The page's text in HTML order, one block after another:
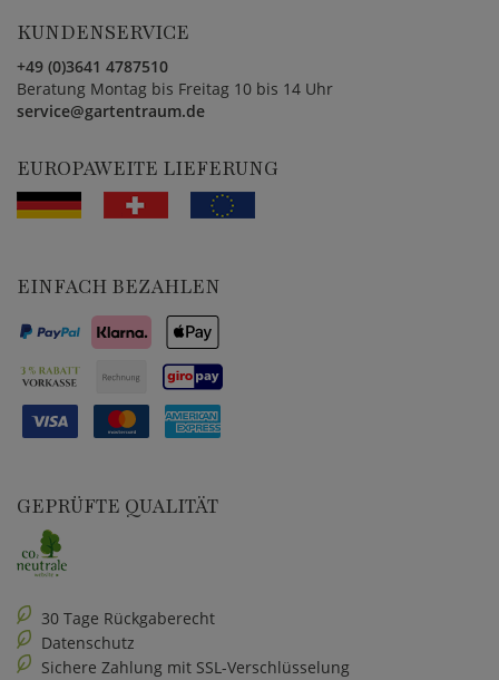
KUNDENSERVICE
+49 (0)3641 4787510
Beratung Montag bis Freitag 10 bis 14 Uhr
service@gartentraum.de
EUROPAWEITE LIEFERUNG
EINFACH BEZAHLEN
GEPRÜFTE QUALITÄT
30 Tage Rückgaberecht
Datenschutz
Sichere Zahlung mit SSL-Verschlüsselung